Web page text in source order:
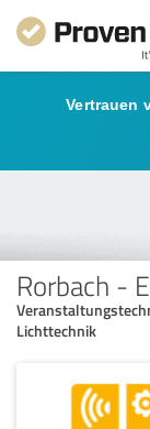
Vertrauen
Rorbach -
Lichttechnik